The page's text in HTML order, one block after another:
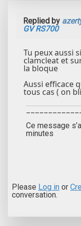
Replied by
GV RS700
Tu peux aussi
clamcleat et
la bloque
Aussi efficace
tous cas ( on
Ce message
minutes
Please Log in or
conversation.